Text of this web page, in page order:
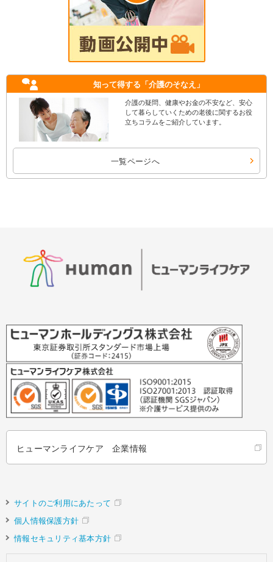
知って得する 「介護のそなえ」
介護の疑問、健康やお金の不安など、安心
して暮らしていくための老後に関するお役
立ちコラムをご紹介しています。
一覧ページへ
ヒューマンライフケア 企業情報
サイトのご利用にあたって
個人情報保護方針
情報セキュリティ基本方針